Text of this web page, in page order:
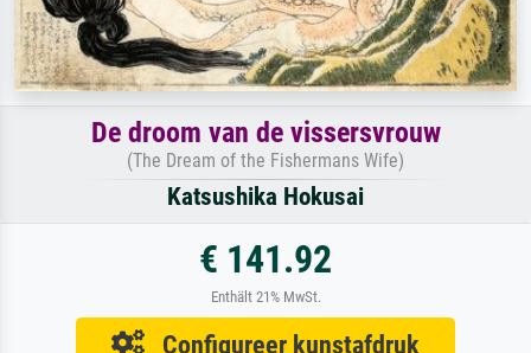
De droom van de vissersvrouw
(The Dream of the Fishermans Wife)
Katsushika Hokusai
€ 141.92
Enthält 21% MwSt.
Configureer kunstafdruk